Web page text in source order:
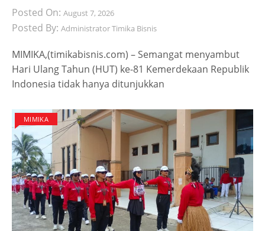
Posted On: August 7, 2026
Posted By: Administrator Timika Bisnis
MIMIKA,(timikabisnis.com) – Semangat menyambut
Hari Ulang Tahun (HUT) ke-81 Kemerdekaan Republik
Indonesia tidak hanya ditunjukkan
MIMIKA